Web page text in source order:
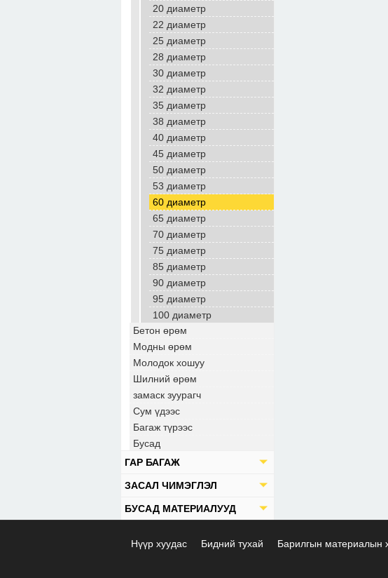
20 диаметр
22 диаметр
25 диаметр
28 диаметр
30 диаметр
32 диаметр
35 диаметр
38 диаметр
40 диаметр
45 диаметр
50 диаметр
53 диаметр
60 диаметр
65 диаметр
70 диаметр
75 диаметр
85 диаметр
90 диаметр
95 диаметр
100 диаметр
Бетон өрөм
Модны өрөм
Молодок хошуу
Шилний өрөм
замаск зуурагч
Сум үдээс
Багаж түрээс
Бусад
ГАР БАГАЖ
ЗАСАЛ ЧИМЭГЛЭЛ
БУСАД МАТЕРИАЛУУД
Нүүр хуудас Бидний тухай Барилгын материалын